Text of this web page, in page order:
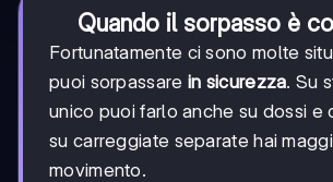
Quando il sorpasso è
Fortunatamente ci sono molte
puoi sorpassare in sicurezza. Su
unico puoi farlo anche su dossi e
su carreggiate separate hai
movimento.